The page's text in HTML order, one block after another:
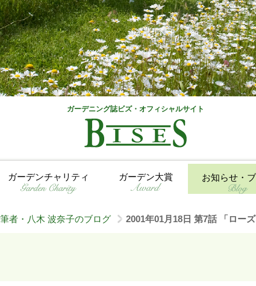
ガーデニング誌ビズ・オフィシャルサイト
ガーデンチャリティ ガーデン大賞 お知らせ・
者・八木 波奈子のブログ > 2001年01月18日 第7話 「ロー